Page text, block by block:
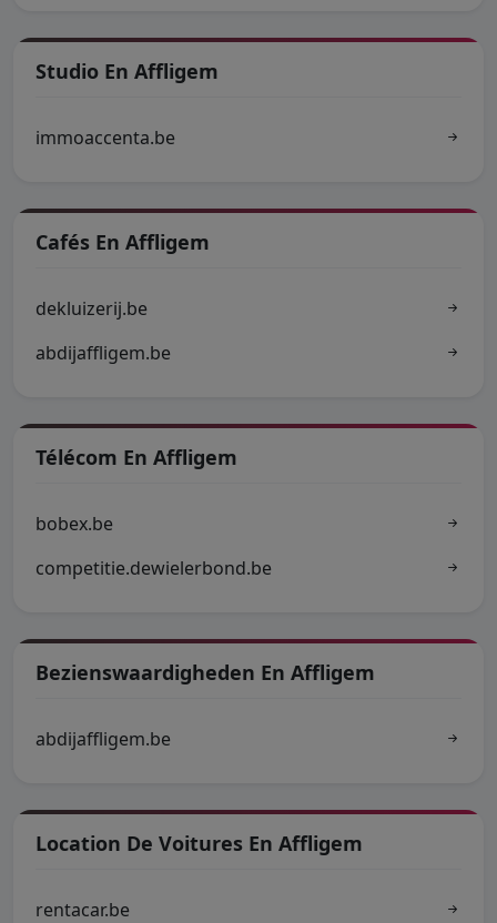
Studio En Affligem
immoaccenta.be
Cafés En Affligem
dekluizerij.be
abdijaffligem.be
Télécom En Affligem
bobex.be
competitie.dewielerbond.be
Bezienswaardigheden En Affligem
abdijaffligem.be
Location De Voitures En Affligem
rentacar.be